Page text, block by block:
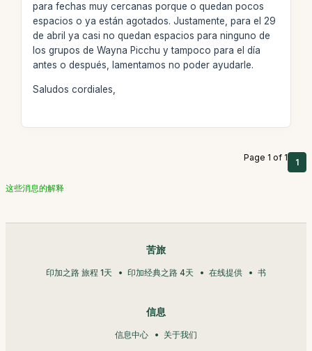
para fechas muy cercanas porque o quedan pocos
espacios o ya están agotados. Justamente, para el 29
de abril ya casi no quedan espacios para ninguno de
los grupos de Wayna Picchu y tampoco para el día
antes o después, lamentamos no poder ayudarle.
Saludos cordiales,
Page 1 of 1 1
这些消息的解释
苦旅
印加之路 旅程 1天 印加经典之路 4天 在线提供 书
信息
信息中心 关于我们